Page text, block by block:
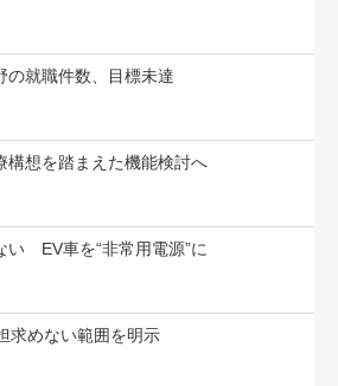
の就職件数、目標未達
構想を踏まえた機能検討へ
い EV車を“非常用電源”に
求めない範囲を明示